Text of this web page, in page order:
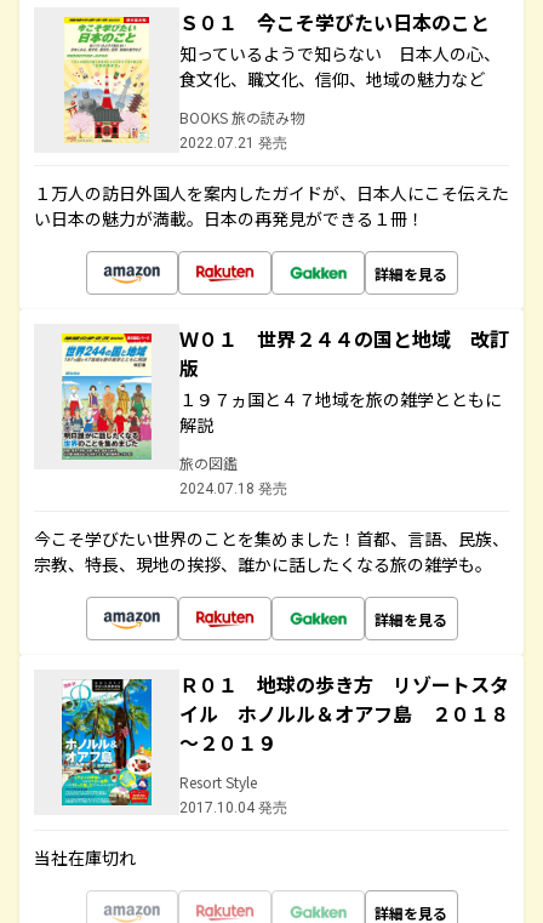
Ｓ０１ 今こそ学びたい日本のこと
知っているようで知らない 日本人の心、
食文化、職文化、信仰、地域の魅力など
BOOKS 旅の読み物
2022.07.21 発売
１万人の訪日外国人を案内したガイドが、日本人にこそ伝えた
い日本の魅力が満載。日本の再発見ができる１冊！
詳細を見る
Ｗ０１ 世界２４４の国と地域 改訂
版
１９７ヵ国と４７地域を旅の雑学とともに
解説
旅の図鑑
2024.07.18 発売
今こそ学びたい世界のことを集めました！首都、言語、民族、
宗教、特長、現地の挨拶、誰かに話したくなる旅の雑学も。
詳細を見る
Ｒ０１ 地球の歩き方 リゾートスタ
イル ホノルル＆オアフ島 ２０１８
～２０１９
Resort Style
2017.10.04 発売
当社在庫切れ
詳細を見る